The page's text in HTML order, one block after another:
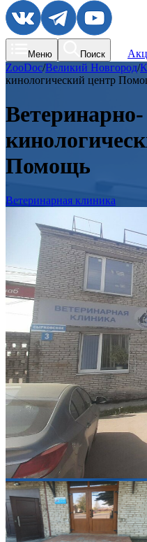
Меню Поиск
ZooDoc/Великий Новгород/
кинологический центр
Ветеринарно-
Помощь
Ветеринарная клиника